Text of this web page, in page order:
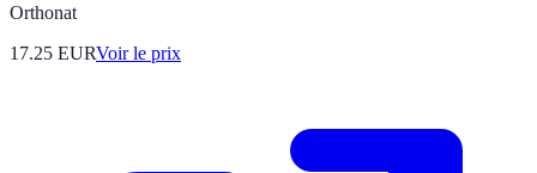
Orthonat
17.25 EURVoir le prix